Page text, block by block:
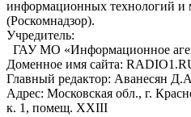
информационных технологий и
(Роскомнадзор).
Учредитель:
ГАУ МО «Информационное
Доменное имя сайта:
Главный редактор: Аванесян
Адрес: Московская обл., г.
к. 1, помещ. XXIII